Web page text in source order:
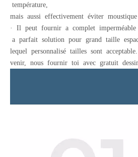
température,
mais aussi effectivement éviter moustique
· Il peut fournir a complet
a parfait solution pour grand taille
lequel personnalisé tailles sont
venir, nous fournir toi avec gratuit